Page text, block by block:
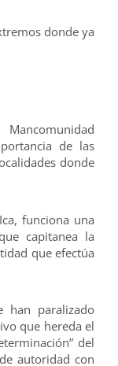
donde ya
de las
donde
funciona una
capitanea la
que efectúa
han paralizado
que hereda el
del
autoridad con